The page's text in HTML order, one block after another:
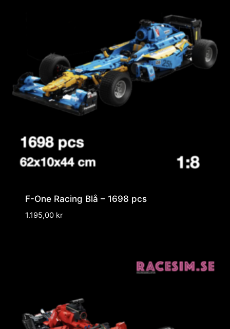
F-One Racing Blå – 1698 pcs
1.195,00 kr